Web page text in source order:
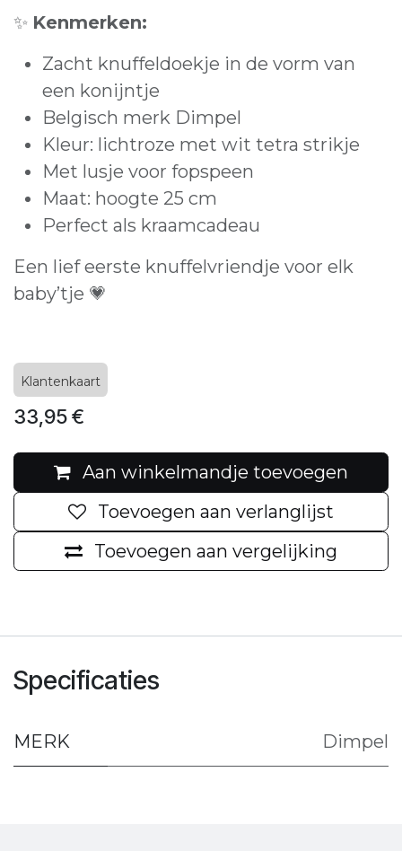
✨ Kenmerken:
Zacht knuffeldoekje in de vorm van
een konijntje
Belgisch merk Dimpel
Kleur: lichtroze met wit tetra strikje
Met lusje voor fopspeen
Maat: hoogte 25 cm
Perfect als kraamcadeau
Een lief eerste knuffelvriendje voor elk
baby’tje 💗
Klantenkaart
33,95€
Aan winkelmandje toevoegen
Toevoegen aan vergelijking
Toevoegen aan verlanglijst
Specificaties
MERK Dimpel